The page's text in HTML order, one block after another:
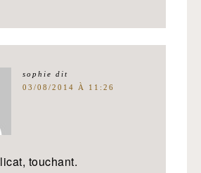
sophie dit
03/08/2014 À 11:26
touchant.